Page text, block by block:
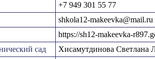
+7 949 301 55 77
shkola12-makeevka@mail.ru
https://sh12-makeevka-
сад
Хисамутдинова Светлана